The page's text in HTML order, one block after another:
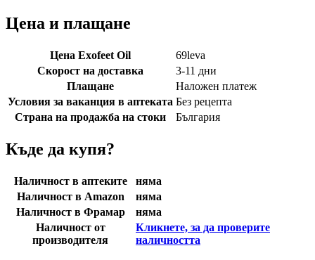
Цена и плащане
Цена Exofeet Oil 69leva
Скорост на доставка
3-11 дни
Плащане
Наложен платеж
Условия за ваканция в аптеката Без рецепта
Страна на продажба на стоки
България
Къде да купя?
Наличност в аптеките
няма
Наличност в Amazon
няма
Наличност в Фрамар
няма
Наличност от
производителя
Кликнете, за да проверите
наличността